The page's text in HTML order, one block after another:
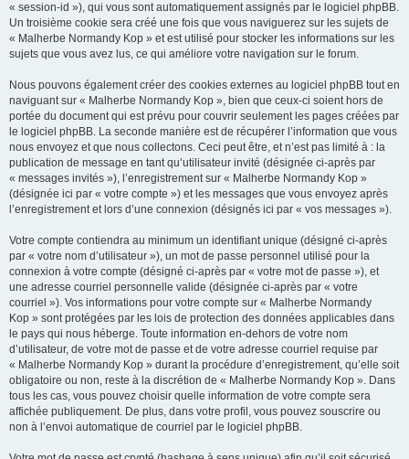
« session-id »), qui vous sont automatiquement assignés par le logiciel phpBB.
Un troisième cookie sera créé une fois que vous naviguerez sur les sujets de
« Malherbe Normandy Kop » et est utilisé pour stocker les informations sur les
sujets que vous avez lus, ce qui améliore votre navigation sur le forum.
Nous pouvons également créer des cookies externes au logiciel phpBB tout en
naviguant sur « Malherbe Normandy Kop », bien que ceux-ci soient hors de
portée du document qui est prévu pour couvrir seulement les pages créées par
le logiciel phpBB. La seconde manière est de récupérer l’information que vous
nous envoyez et que nous collectons. Ceci peut être, et n’est pas limité à : la
publication de message en tant qu’utilisateur invité (désignée ci-après par
« messages invités »), l’enregistrement sur « Malherbe Normandy Kop »
(désignée ici par « votre compte ») et les messages que vous envoyez après
l’enregistrement et lors d’une connexion (désignés ici par « vos messages »).
Votre compte contiendra au minimum un identifiant unique (désigné ci-après
par « votre nom d’utilisateur »), un mot de passe personnel utilisé pour la
connexion à votre compte (désigné ci-après par « votre mot de passe »), et
une adresse courriel personnelle valide (désignée ci-après par « votre
courriel »). Vos informations pour votre compte sur « Malherbe Normandy
Kop » sont protégées par les lois de protection des données applicables dans
le pays qui nous héberge. Toute information en-dehors de votre nom
d’utilisateur, de votre mot de passe et de votre adresse courriel requise par
« Malherbe Normandy Kop » durant la procédure d’enregistrement, qu’elle soit
obligatoire ou non, reste à la discrétion de « Malherbe Normandy Kop ». Dans
tous les cas, vous pouvez choisir quelle information de votre compte sera
affichée publiquement. De plus, dans votre profil, vous pouvez souscrire ou
non à l’envoi automatique de courriel par le logiciel phpBB.